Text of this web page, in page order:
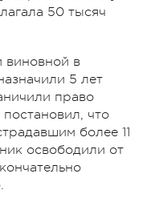
50 тысяч
виновной в
5 лет
право
что
более 11
освободили от